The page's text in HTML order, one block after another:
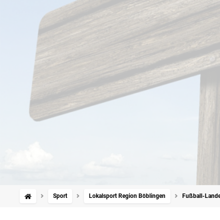
Sport Lokalsport Region Böblingen Fußball-